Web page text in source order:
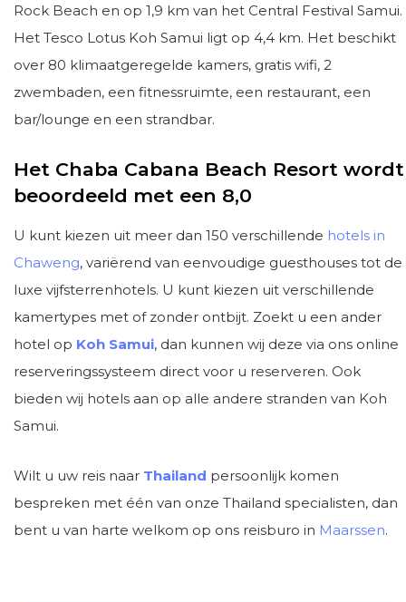
Rock Beach en op 1,9 km van het Central Festival Samui.
Het Tesco Lotus Koh Samui ligt op 4,4 km. Het beschikt
over 80 klimaatgeregelde kamers, gratis wifi, 2
zwembaden, een fitnessruimte, een restaurant, een
bar/lounge en een strandbar.
Het Chaba Cabana Beach Resort wordt
beoordeeld met een 8,0
U kunt kiezen uit meer dan 150 verschillende hotels in
Chaweng, variërend van eenvoudige guesthouses tot de
luxe vijfsterrenhotels. U kunt kiezen uit verschillende
kamertypes met of zonder ontbijt. Zoekt u een ander
hotel op Koh Samui, dan kunnen wij deze via ons online
reserveringssysteem direct voor u reserveren. Ook
bieden wij hotels aan op alle andere stranden van Koh
Samui.
Wilt u uw reis naar Thailand persoonlijk komen
bespreken met één van onze Thailand specialisten, dan
bent u van harte welkom op ons reisburo in Maarssen.